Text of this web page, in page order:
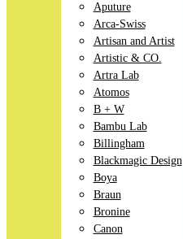
Aputure
Arca-Swiss
Artisan and Artist
Artistic & CO.
Artra Lab
Atomos
B + W
Bambu Lab
Billingham
Blackmagic Design
Boya
Braun
Bronine
Canon